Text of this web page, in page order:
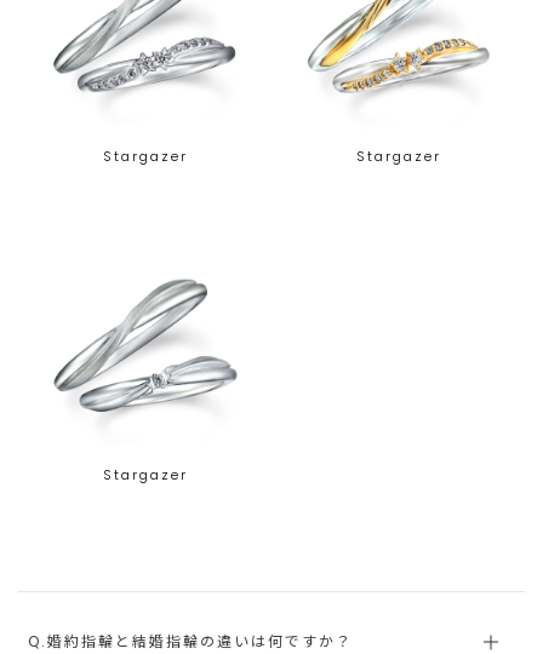
Stargazer Stargazer
Stargazer
Q.婚約指輪と結婚指輪の違いは何ですか？